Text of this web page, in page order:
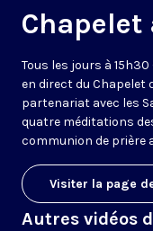
Chapelet
Tous les jours à
en direct du Chapelet
partenariat avec les
quatre méditations
communion de prière
Visiter la page
Autres vidéos